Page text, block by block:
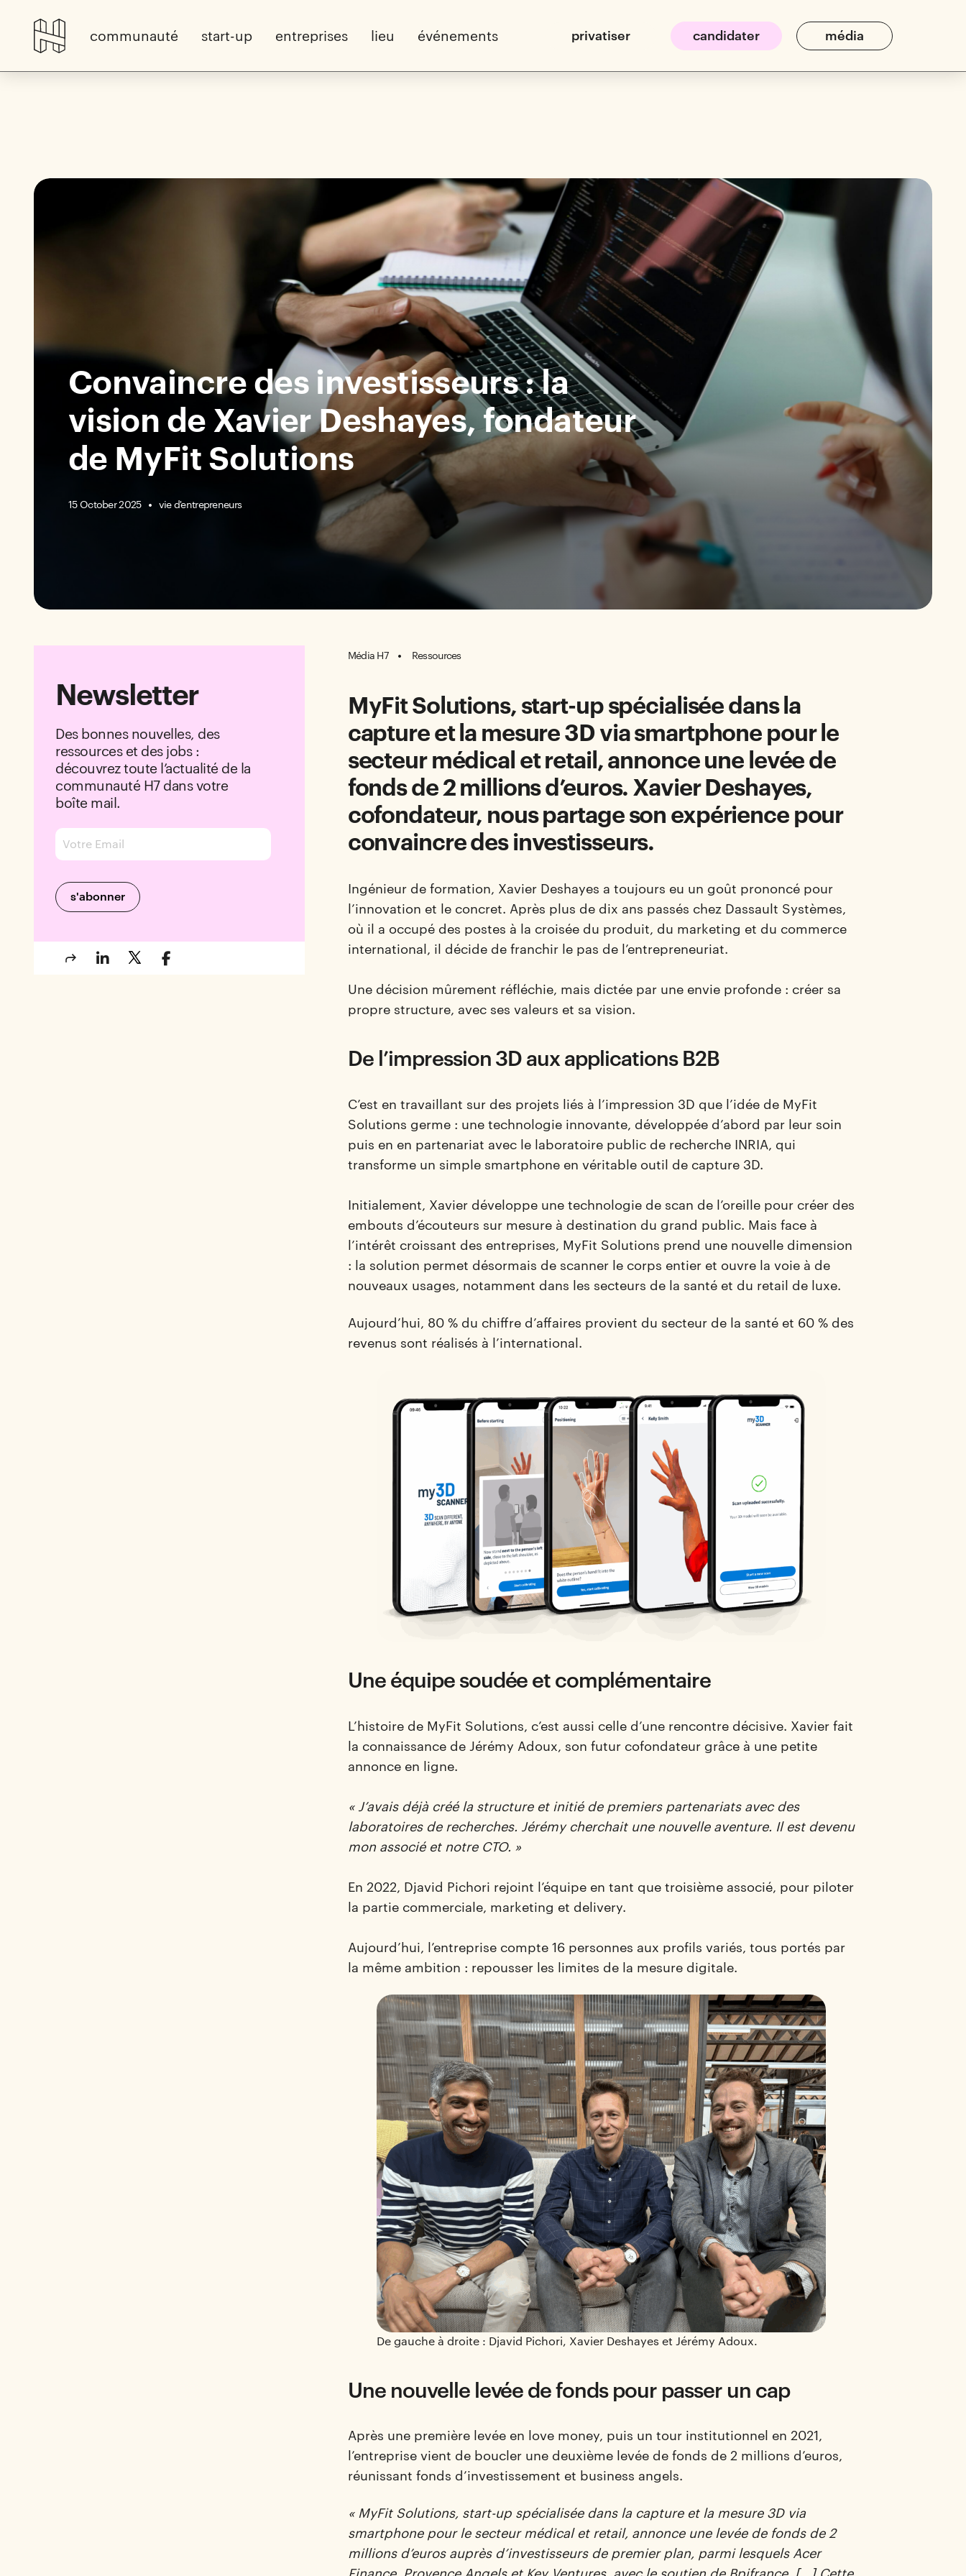
communauté start-up entreprises lieu événements privatiser candidater média
Convaincre des investisseurs : la
vision de Xavier Deshayes, fondateur
de MyFit Solutions
15 October 2025 vie d'entrepreneurs
Newsletter
Des bonnes nouvelles, des
ressources et des jobs :
découvrez toute l’actualité de la
communauté H7 dans votre
boîte mail.
Média H7 Ressources
MyFit Solutions, start-up spécialisée dans la
capture et la mesure 3D via smartphone pour le
secteur médical et retail, annonce une levée de
fonds de 2 millions d’euros. Xavier Deshayes,
cofondateur, nous partage son expérience pour
convaincre des investisseurs.
Ingénieur de formation, Xavier Deshayes a toujours eu un goût prononcé pour
l’innovation et le concret. Après plus de dix ans passés chez Dassault Systèmes,
où il a occupé des postes à la croisée du produit, du marketing et du commerce
international, il décide de franchir le pas de l’entrepreneuriat.
Une décision mûrement réfléchie, mais dictée par une envie profonde : créer sa
propre structure, avec ses valeurs et sa vision.
De l’impression 3D aux applications B2B
C’est en travaillant sur des projets liés à l’impression 3D que l’idée de MyFit
Solutions germe : une technologie innovante, développée d’abord par leur soin
puis en en partenariat avec le laboratoire public de recherche INRIA, qui
transforme un simple smartphone en véritable outil de capture 3D.
Initialement, Xavier développe une technologie de scan de l’oreille pour créer des
embouts d’écouteurs sur mesure à destination du grand public. Mais face à
l’intérêt croissant des entreprises, MyFit Solutions prend une nouvelle dimension
: la solution permet désormais de scanner le corps entier et ouvre la voie à de
nouveaux usages, notamment dans les secteurs de la santé et du retail de luxe.
Aujourd’hui, 80 % du chiffre d’affaires provient du secteur de la santé et 60 % des
revenus sont réalisés à l’international.
Une équipe soudée et complémentaire
L’histoire de MyFit Solutions, c’est aussi celle d’une rencontre décisive. Xavier fait
la connaissance de Jérémy Adoux, son futur cofondateur grâce à une petite
annonce en ligne.
« J’avais déjà créé la structure et initié de premiers partenariats avec des
laboratoires de recherches. Jérémy cherchait une nouvelle aventure. Il est devenu
mon associé et notre CTO. »
En 2022, Djavid Pichori rejoint l’équipe en tant que troisième associé, pour piloter
la partie commerciale, marketing et delivery.
Aujourd’hui, l’entreprise compte 16 personnes aux profils variés, tous portés par
la même ambition : repousser les limites de la mesure digitale.
De gauche à droite : Djavid Pichori, Xavier Deshayes et Jérémy Adoux.
Une nouvelle levée de fonds pour passer un cap
Après une première levée en love money, puis un tour institutionnel en 2021,
l’entreprise vient de boucler une deuxième levée de fonds de 2 millions d’euros,
réunissant fonds d’investissement et business angels.
« MyFit Solutions, start-up spécialisée dans la capture et la mesure 3D via
smartphone pour le secteur médical et retail, annonce une levée de fonds de 2
millions d’euros auprès d’investisseurs de premier plan, parmi lesquels Acer